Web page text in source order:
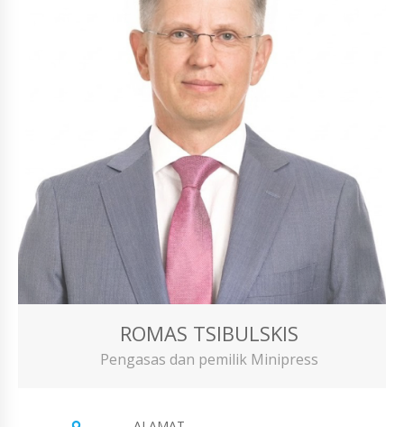
ROMAS TSIBULSKIS
Pengasas dan pemilik Minipress